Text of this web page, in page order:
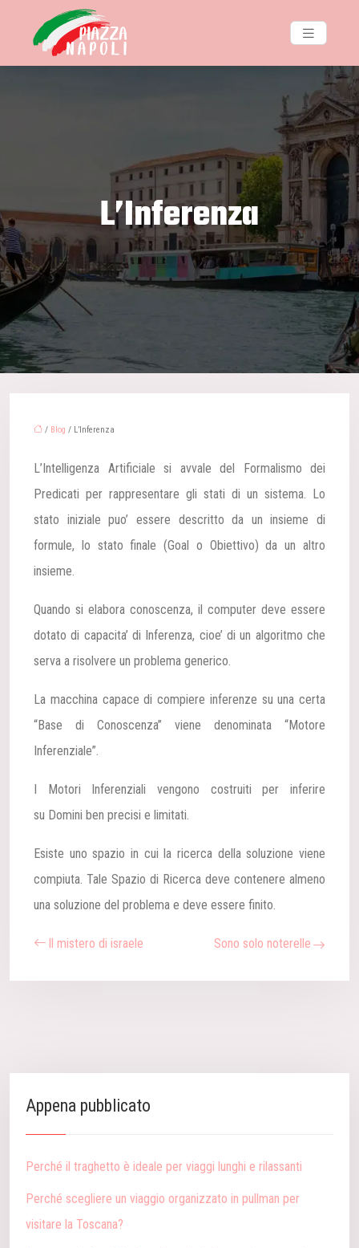
L’Inferenza
/ Blog / L’Inferenza
L’Intelligenza Artificiale si avvale del Formalismo dei
Predicati per rappresentare gli stati di un sistema. Lo
stato iniziale puo’ essere descritto da un insieme di
formule, lo stato finale (Goal o Obiettivo) da un altro
insieme.
Quando si elabora conoscenza, il computer deve essere
dotato di capacita’ di Inferenza, cioe’ di un algoritmo che
serva a risolvere un problema generico.
La macchina capace di compiere inferenze su una certa
“Base di Conoscenza” viene denominata “Motore
Inferenziale”.
I Motori Inferenziali vengono costruiti per inferire
su Domini ben precisi e limitati.
Esiste uno spazio in cui la ricerca della soluzione viene
compiuta. Tale Spazio di Ricerca deve contenere almeno
una soluzione del problema e deve essere finito.
Il mistero di israele Sono solo noterelle
Appena pubblicato
Perché il traghetto è ideale per viaggi lunghi e rilassanti
Perché scegliere un viaggio organizzato in pullman per
visitare la Toscana?